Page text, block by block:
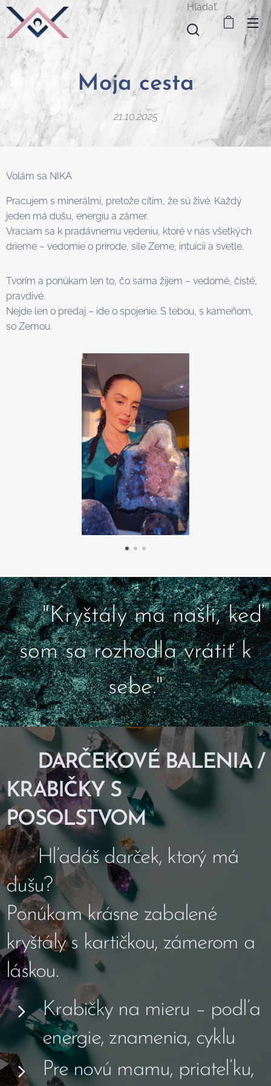
Hľadať
Moja cesta
21.10.2025
Volám sa NIKA
Pracujem s minerálmi, pretože cítim, že sú živé. Každý
jeden má dušu, energiu a zámer.
Vraciam sa k pradávnemu vedeniu, ktoré v nás všetkých
drieme – vedomie o prírode, sile Zeme, intuícii a svetle.
Tvorím a ponúkam len to, čo sama žijem – vedomé, čisté,
pravdivé.
Nejde len o predaj – ide o spojenie. S tebou, s kameňom,
so Zemou.
✨ "Kryštály ma našli, keď
som sa rozhodla vrátiť k
sebe."
🕊️ DARČEKOVÉ BALENIA /
KRABIČKY S
POSOLSTVOM
✨ Hľadáš darček, ktorý má
dušu?
Ponúkam krásne zabalené
kryštály s kartičkou, zámerom a
láskou.
Krabičky na mieru – podľa
energie, znamenia, cyklu
Pre novú mamu, priateľku,